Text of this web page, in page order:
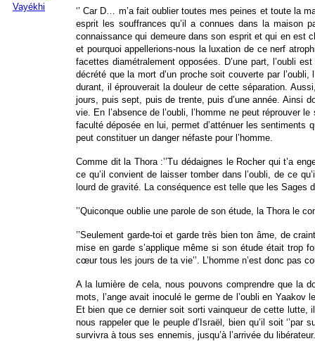
Vayékhi
‘’ Car D… m’a fait oublier toutes mes peines et toute la
esprit les souffrances qu’il a connues dans la maison
connaissance qui demeure dans son esprit et qui en est
et pourquoi appellerions-nous la luxation de ce nerf
facettes diamétralement opposées. D’une part, l’oubli
décrété que la mort d’un proche soit couverte par
durant, il éprouverait la douleur de cette séparation.
jours, puis sept, puis de trente, puis d’une année. Ainsi
vie. En l’absence de l’oubli, l’homme ne peut réprouver
faculté déposée en lui, permet d’atténuer les sentiments
peut constituer un danger néfaste pour l’homme.
Comme dit la Thora :’’Tu dédaignes le Rocher qui t’a
ce qu’il convient de laisser tomber dans l’oubli, de ce
lourd de gravité. La conséquence est telle que les Sages
’’Quiconque oublie une parole de son étude, la Thora le
’’Seulement garde-toi et garde très bien ton âme, de
mise en garde s’applique même si son étude était trop
cœur tous les jours de ta vie’’. L’homme n’est donc pas
A la lumière de cela, nous pouvons comprendre que la
mots, l’ange avait inoculé le germe de l’oubli en
Et bien que ce dernier soit sorti vainqueur de cette lutte, il
nous rappeler que le peuple d’Israël, bien qu’il soit
survivra à tous ses ennemis, jusqu’à l’arrivée du